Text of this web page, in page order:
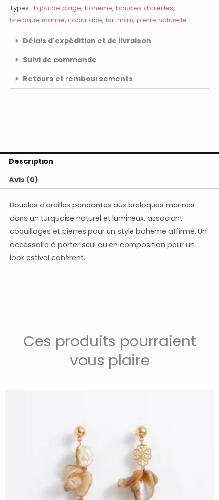
Types : bijou de plage, bohème, boucles d'oreilles,
breloque marine, coquillage, fait main, pierre naturelle
Délais d'expédition et de livraison
Suivi de commande
Retours et remboursements
Description
Avis (0)
Boucles d’oreilles pendantes aux breloques marines
dans un turquoise naturel et lumineux, associant
coquillages et pierres pour un style bohème affirmé. Un
accessoire à porter seul ou en composition pour un
look estival cohérent.
Ces produits pourraient
vous plaire